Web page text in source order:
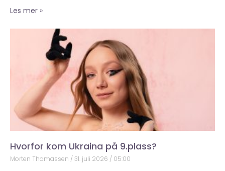
Les mer »
Hvorfor kom Ukraina på 9.plass?
Morten Thomassen 31. juli 2026 05:00